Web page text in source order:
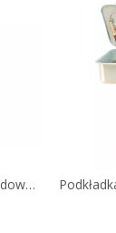
Myjka części do zabudowy na stole